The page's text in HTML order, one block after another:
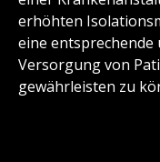
erhöhten
eine entsprechende
Versorgung von
gewährleisten zu